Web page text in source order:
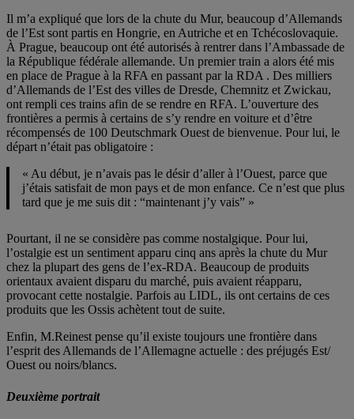
Il m’a expliqué que lors de la chute du Mur, beaucoup d’Allemands
de l’Est sont partis en Hongrie, en Autriche et en Tchécoslovaquie.
À Prague, beaucoup ont été autorisés à rentrer dans l’Ambassade de
la République fédérale allemande. Un premier train a alors été mis
en place de Prague à la RFA en passant par la RDA . Des milliers
d’Allemands de l’Est des villes de Dresde, Chemnitz et Zwickau,
ont rempli ces trains afin de se rendre en RFA. L’ouverture des
frontières a permis à certains de s’y rendre en voiture et d’être
récompensés de 100 Deutschmark Ouest de bienvenue. Pour lui, le
départ n’était pas obligatoire :
« Au début, je n’avais pas le désir d’aller à l’Ouest, parce que
j’étais satisfait de mon pays et de mon enfance. Ce n’est que plus
tard que je me suis dit : “maintenant j’y vais” »
Pourtant, il ne se considère pas comme nostalgique. Pour lui,
l’ostalgie est un sentiment apparu cinq ans après la chute du Mur
chez la plupart des gens de l’ex-RDA. Beaucoup de produits
orientaux avaient disparu du marché, puis avaient réapparu,
provocant cette nostalgie. Parfois au LIDL, ils ont certains de ces
produits que les Ossis achètent tout de suite.
Enfin, M.Reinest pense qu’il existe toujours une frontière dans
l’esprit des Allemands de l’Allemagne actuelle : des préjugés Est/
Ouest ou noirs/blancs.
Deuxième portrait